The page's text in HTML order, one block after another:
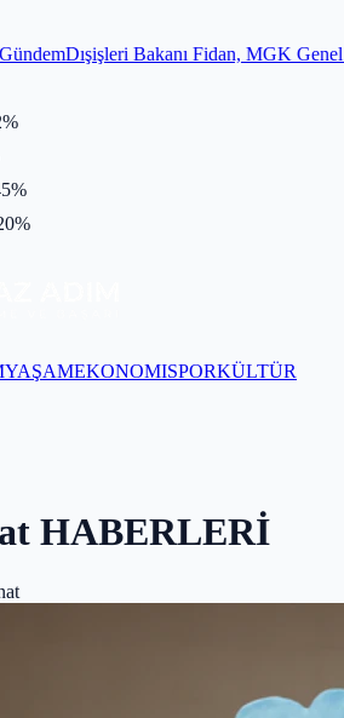
Genel Sekreterliği'nde Kritik Bir
YAŞAMEKONOMISPORKÜLTÜR
HABERLERİ